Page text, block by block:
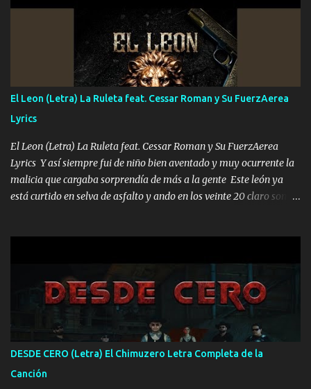
ni tampoco las mujeres porque es platica de grandes por eso hay
que estar alegres doy las instrucciones para atender los deberes
Música Si es que salta algún problema de confianza tengo gente
ahí está el Hombre Cuarenta y también Pariente 7 arreglan
cualquier problema no más es cuestión que ordené NOS HACE
FALTA UN HERMANO DE CLAVE ERA EL 24 SIEMPRE FUE UN
HOMBRE VALIENTE POR ALGO M'URIÓ PELEAND0 SIEMPRE
VIO POR LA FAMILIA PARA QUE SIGA EL LEGADO Es el DOS de
los HERMANOS un cerebro inteligente y com...
El Leon (Letra) La Ruleta feat. Cessar Roman y Su FuerzAerea
Lyrics
El Leon (Letra) La Ruleta feat. Cessar Roman y Su FuerzAerea
Lyrics Y así siempre fui de niño bien aventado y muy ocurrente la
malicia que cargaba sorprendía de más a la gente Este león ya
está curtido en selva de asfalto y ando en los veinte 20 claro son
pa más pues hay charola les voy a dar hasta topar pues no hay de
otra Música Surcando bien mi camino voy por mi línea no veo a
los lados aquel que no corre vuela no se me duerm voy chicoteado
Ya pasé varias hazañas ya tienen rato que me agarran el colmillo
de este León los estatales no sé esperaron Al tiro esta la PrimiZa
también la nueve que cargo al lado doy la mano al que su amigo y
al traicionero damos pa abajo Y No me paran aquí hay pa más
pues hay charola les voy a dar hasta topar pues no hay de otra...
DESDE CERO (Letra) El Chimuzero Letra Completa de la
Canción